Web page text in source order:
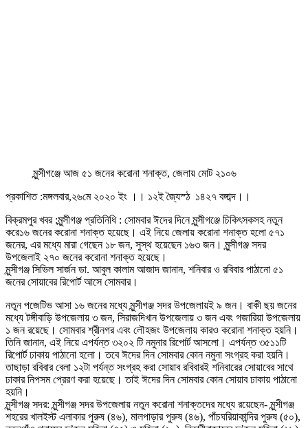
মুন্সীগঞ্জে আজ ৫১ জনের করোনা শনাক্ত, জেলায় মোট ২১০৬
প্রকাশিত :মঙ্গলবার,২৬মে ২০২০ ইং ।। ১২ই জ্যৈস্ঠ ১৪২৭ বঙ্গাব্দ।।
বিক্রমপুর খবর :মুন্সীগঞ্জ প্রতিনিধি : সোমবার ঈদের দিনে মুন্সীগঞ্জে চিকিৎসকসহ নতুন
করে১৬ জনের করোনা শনাক্ত হয়েছে। এই নিয়ে জেলায় করোনা শনাক্ত হলো ৫৭১
জনের, এর মধ্যে মারা গেছেন ১৮ জন, সুস্থ হয়েছেন ১৬৩ জন। মুন্সীগঞ্জ সদর
উপজেলাই ২৭০ জনের করোনা শনাক্ত হয়েছে।
মুন্সীগঞ্জ সিভিল সার্জন ডা. আবুল কালাম আজাদ জানান, শনিবার ও রবিবার পাঠানো ৫১
জনের সোয়াবের রিপোর্ট আসে সোমবার।
নতুন পজেটিভ আসা ১৬ জনের মধ্যে মুন্সীগঞ্জ সদর উপজেলায়ই ৯ জন। বাকী ছয় জনের
মধ্যে টঙ্গীবাড়ি উপজেলায় ৩ জন, সিরাজদিখান উপজেলায় ৩ জন এবং গজারিয়া উপজেলায়
১ জন রয়েছে। সোমবার শ্রীনগর এবং লৌহজং উপজেলায় কারও করোনা শনাক্ত হয়নি।
তিনি জানান, এই নিয়ে এপর্যন্ত ৩২০২ টি নমুনার রিপোর্ট আসলো। এপর্যন্ত ৩৫১১টি
রিপোর্ট ঢাকায় পাঠানো হলো। তবে ঈদের দিন সোমবার কোন নমুনা সংগ্রহ করা হয়নি।
তাছাড়া রবিবার বেলা ১২টা পর্যন্ত সংগ্রহ করা সোয়াব রবিবারই শনিবারের সোয়াবের সাথে
ঢাকার নিপসম প্রেরণ করা হয়েছে। তাই ঈদের দিন সোমবার কোন সোয়াব ঢাকায় পাঠানো
হয়নি।
মুন্সীগঞ্জ সদর: মুন্সীগঞ্জ সদর উপজেলায় নতুন করোনা শনাক্তদের মধ্যে রয়েছেন- মুন্সীগঞ্জ
শহরের খালইস্ট এলাকার পুরুষ (৪৬), মালপাড়ার পুরুষ (৪৬), পাঁচঘরিয়াকান্দির পুরুষ (৫০),